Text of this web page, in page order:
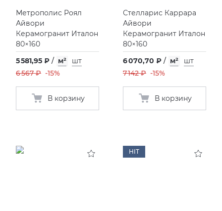
Метрополис Роял
Айвори
Керамогранит Италон
80×160
5 581,95 ₽ / м²
шт
6 567 ₽ -15%
В корзину
Стелларис Каррара
Айвори
Керамогранит Италон
80×160
6 070,70 ₽ / м²
шт
7 142 ₽ -15%
В корзину
HIT